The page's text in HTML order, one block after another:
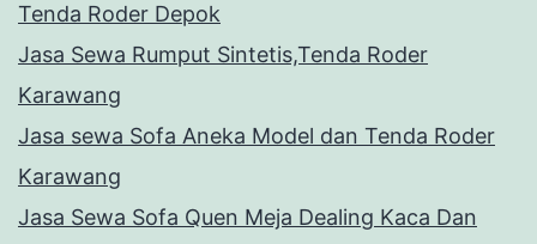
Tenda Roder Depok
Jasa Sewa Rumput Sintetis,Tenda Roder
Karawang
Jasa sewa Sofa Aneka Model dan Tenda Roder
Karawang
Jasa Sewa Sofa Quen Meja Dealing Kaca Dan